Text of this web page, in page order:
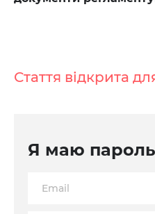
Стаття відкрита
Я маю пароль